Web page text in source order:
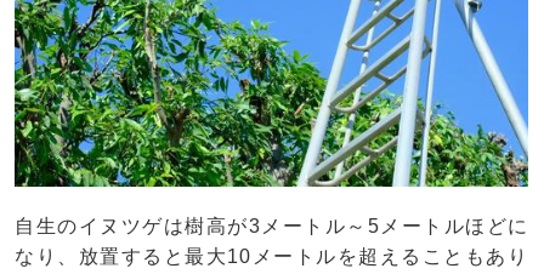
自生のイヌツゲは樹高が3メートル～5メートルほどに
なり、放置すると最大10メートルを超えることもあり